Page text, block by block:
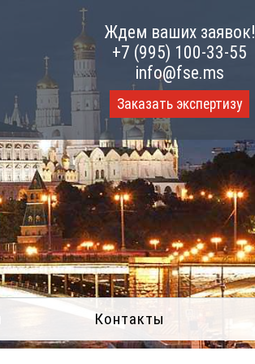
Ждем ваших заявок!
+7 (995) 100-33-55
info@fse.ms
Заказать экспертизу
Контакты